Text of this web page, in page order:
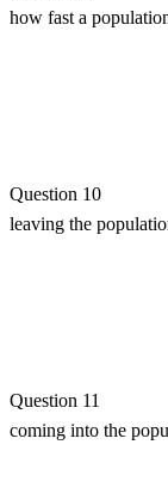
how fast a
Question 10
leaving the
Question 11
coming into the